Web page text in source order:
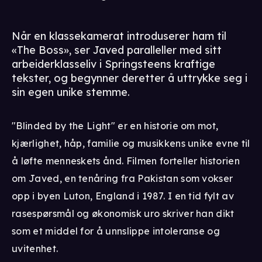
Når en klassekamerat introduserer ham til
«The Boss», ser Javed paralleller med sitt
arbeiderklasseliv i Springsteens kraftige
tekster, og begynner deretter å uttrykke seg i
sin egen unike stemme.
"Blinded by the Light" er en historie om mot,
kjærlighet, håp, familie og musikkens unike evne til
å løfte menneskets ånd. Filmen forteller historien
om Javed, en tenåring fra Pakistan som vokser
opp i byen Luton, England i 1987. I en tid fylt av
rasespørsmål og økonomisk uro skriver han dikt
som et middel for å unnslippe intoleranse og
uvitenhet.